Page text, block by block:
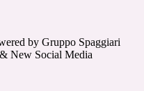
by Gruppo Spaggiari
New Social Media